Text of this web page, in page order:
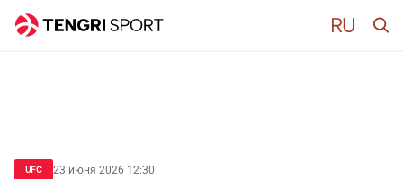
UFC 23 июня 2026 12:30